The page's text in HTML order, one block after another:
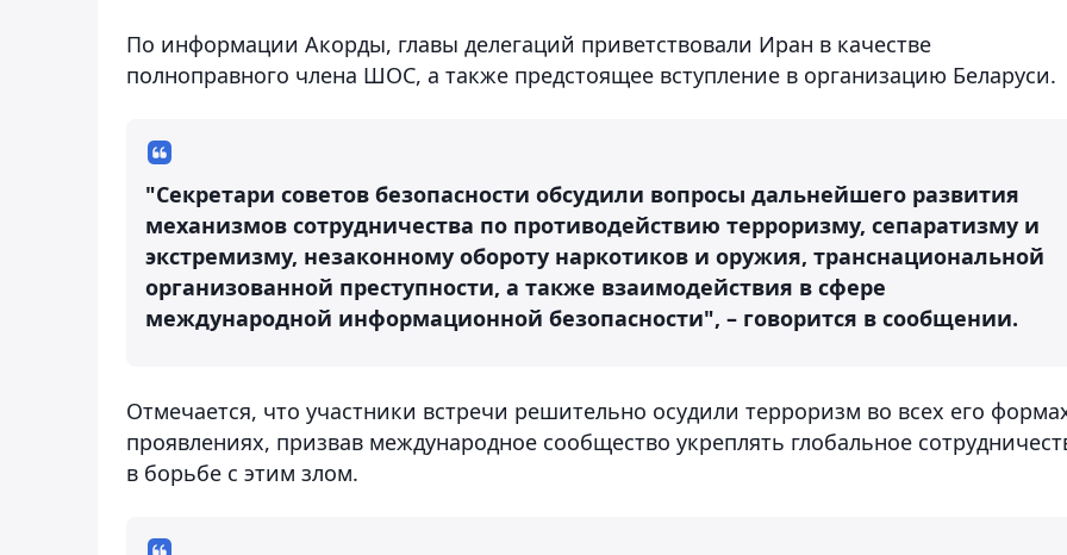
По информации Акорды, главы делегаций приветствовали Иран в качестве
полноправного члена ШОС, а также предстоящее вступление в организацию Беларуси.
"Секретари советов безопасности обсудили вопросы дальнейшего развития
механизмов сотрудничества по противодействию терроризму, сепаратизму и
экстремизму, незаконному обороту наркотиков и оружия, транснациональной
организованной преступности, а также взаимодействия в сфере
международной информационной безопасности", – говорится в сообщении.
Отмечается, что участники встречи решительно осудили терроризм во всех его
проявлениях, призвав международное сообщество укреплять глобальное
в борьбе с этим злом.